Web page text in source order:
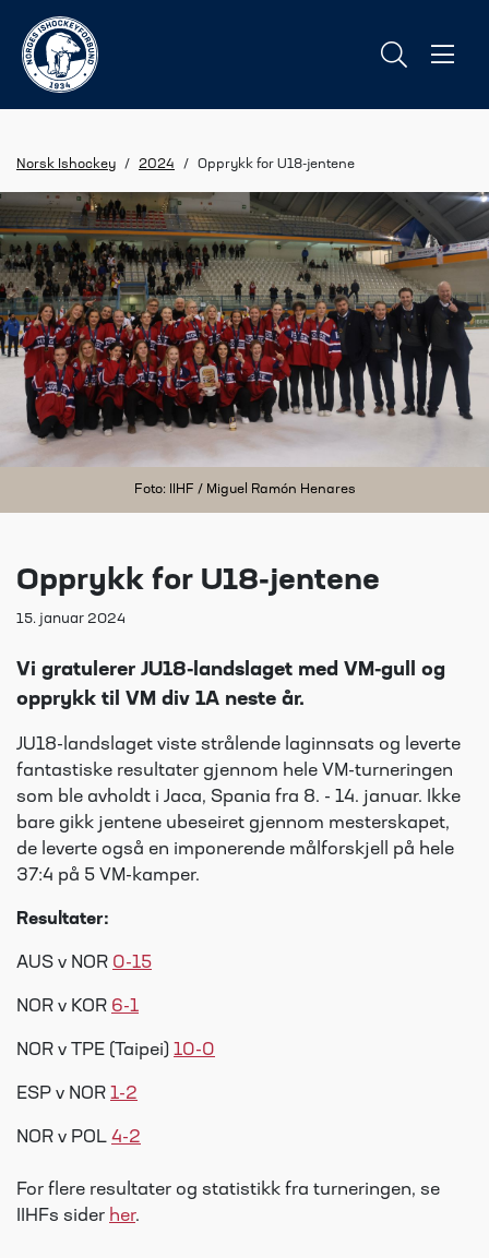
Norsk Ishockey / 2024 / Opprykk for U18-jentene
Foto: IIHF / Miguel Ramón Henares
Opprykk for U18-jentene
15. januar 2024
Vi gratulerer JU18-landslaget med VM-gull og
opprykk til VM div 1A neste år.
JU18-landslaget viste strålende laginnsats og leverte
fantastiske resultater gjennom hele VM-turneringen
som ble avholdt i Jaca, Spania fra 8. - 14. januar. Ikke
bare gikk jentene ubeseiret gjennom mesterskapet,
de leverte også en imponerende målforskjell på hele
37:4 på 5 VM-kamper.
Resultater:
AUS v NOR 0-15
NOR v KOR 6-1
NOR v TPE (Taipei) 10-0
ESP v NOR 1-2
NOR v POL 4-2
For flere resultater og statistikk fra turneringen, se
IIHFs sider her.